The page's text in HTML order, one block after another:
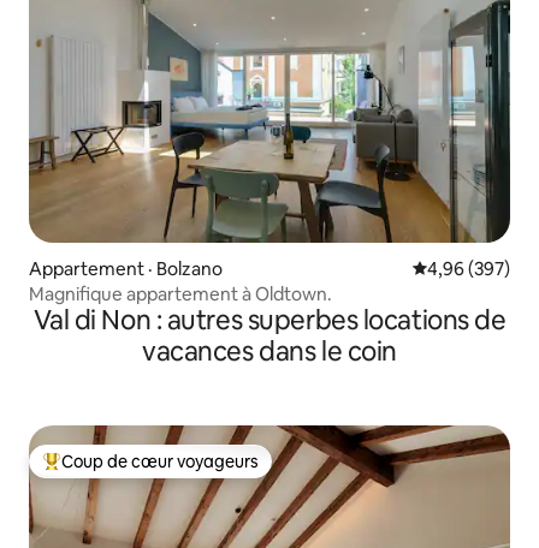
Appartement · Bolzano Note
4,96 (397)
Magnifique appartement à Oldtown.
Val di Non : autres superbes locations de
vacances dans le coin
Coup de cœur voyageurs parmi les plus aimés
Coup de cœur voyageurs